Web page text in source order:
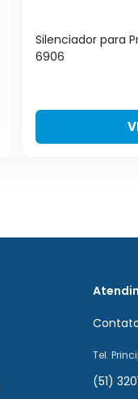
Silenciador para
6906
Tel.
(51)